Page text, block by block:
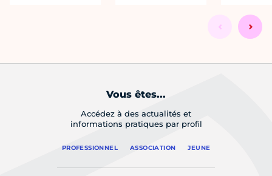
Vous êtes...
Accédez à des actualités et
informations pratiques par profil
PROFESSIONNEL ASSOCIATION JEUNE